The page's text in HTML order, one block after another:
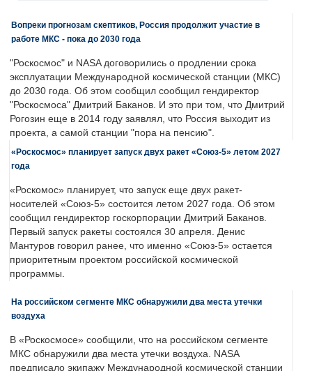
Вопреки прогнозам скептиков, Россия продолжит участие в
работе МКС - пока до 2030 года
"Роскосмос" и NASA договорились о продлении срока
эксплуатации Международной космической станции (МКС)
до 2030 года. Об этом сообщил сообщил гендиректор
"Роскосмоса" Дмитрий Баканов. И это при том, что Дмитрий
Рогозин еще в 2014 году заявлял, что Россия выходит из
проекта, а самой станции "пора на пенсию".
«Роскосмос» планирует запуск двух ракет «Союз-5» летом 2027
года
«Роскомос» планирует, что запуск еще двух ракет-
носителей «Союз-5» состоится летом 2027 года. Об этом
сообщил гендиректор госкорпорации Дмитрий Баканов.
Первый запуск ракеты состоялся 30 апреля. Денис
Мантуров говорил ранее, что именно «Союз-5» остается
приоритетным проектом российской космической
программы.
На российском сегменте МКС обнаружили два места утечки
воздуха
В «Роскосмосе» сообщили, что на российском сегменте
МКС обнаружили два места утечки воздуха. NASA
предписало экипажу Международной космической станции